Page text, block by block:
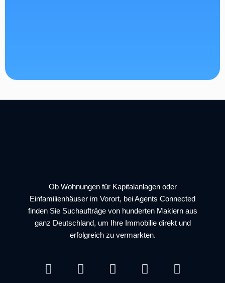
Ob Wohnungen für Kapitalanlagen oder
Einfamilienhäuser im Vorort, bei Agents Connected
finden Sie Suchaufträge von hunderten Maklern aus
ganz Deutschland, um Ihre Immobilie direkt und
erfolgreich zu vermarkten.
I
n
F
a
L
i
Y
o
T
i